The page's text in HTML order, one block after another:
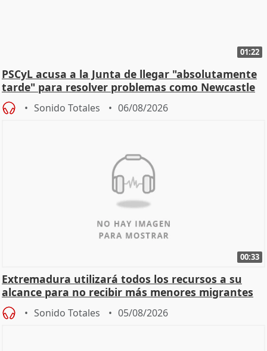
01:22
PSCyL acusa a la Junta de llegar "absolutamente
tarde" para resolver problemas como Newcastle
Sonido Totales 06/08/2026
00:33
Extremadura utilizará todos los recursos a su
alcance para no recibir más menores migrantes
Sonido Totales 05/08/2026